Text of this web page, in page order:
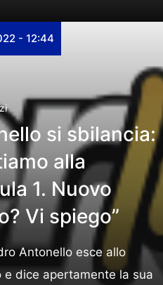
- 12:44
si sbilancia:
alla
1. Nuovo
Vi spiego”
Antonello esce allo
e dice apertamente la sua